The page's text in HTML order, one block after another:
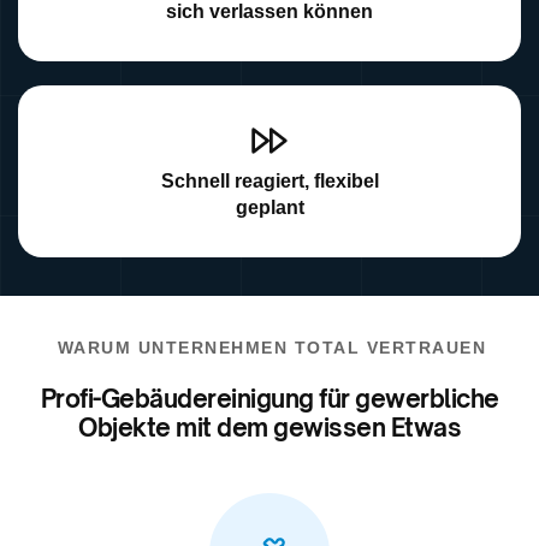
sich verlassen können
Schnell reagiert, flexibel
geplant
WARUM UNTERNEHMEN TOTAL VERTRAUEN
Profi-Gebäudereinigung für gewerbliche
Objekte mit dem gewissen Etwas